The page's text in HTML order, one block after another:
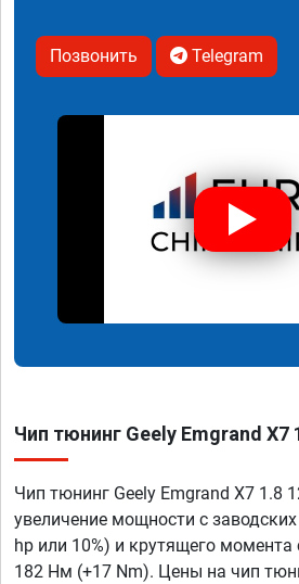
Позвонить Telegram
Чип тюнинг Geely Emgrand X7
Чип тюнинг Geely Emgrand X7 1.8
увеличение мощности с
hp или 10%) и крутящего
182 Нм (+17 Nm). Цены на чип